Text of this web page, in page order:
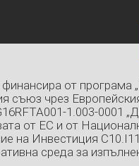
от програма
съюз чрез
1.003-0001
от ЕС и от
на Инвестиция
среда за